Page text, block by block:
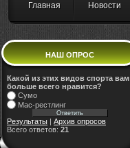
Главная Новости
НАШ ОПРОС
Какой из этих видов спорта вам
больше всего нравится?
Сумо
Мас-рестлинг
Результаты
Архив опросов
Всего ответов: 21